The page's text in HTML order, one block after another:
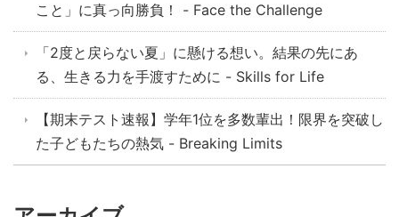
こと」に真っ向勝負！ - Face the Challenge
「2度と戻らない夏」に懸ける想い。結果の先にあ
る、生きる力を手渡すために - Skills for Life
【期末テスト速報】学年1位を多数輩出！限界を突破し
た子どもたちの熱気 - Breaking Limits